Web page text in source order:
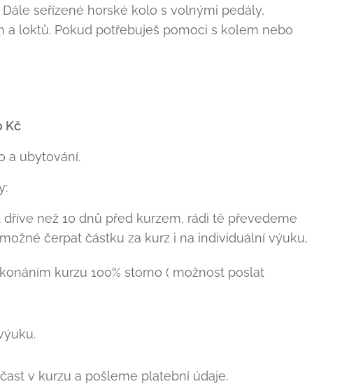
seřízené horské kolo s volnými pedály,
loktů. Pokud potřebuješ pomoci s kolem nebo
Kč
a ubytování.
než 10 dnů před kurzem, rádi tě převedeme
čerpat částku za kurz i na individuální výuku,
kurzu 100% storno ( možnost poslat
v kurzu a pošleme platební údaje.